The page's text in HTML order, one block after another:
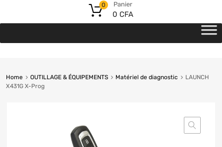
Panier
0 CFA
0
Home OUTILLAGE & ÉQUIPEMENTS Matériel de diagnostic
LAUNCH
X431G X-Prog